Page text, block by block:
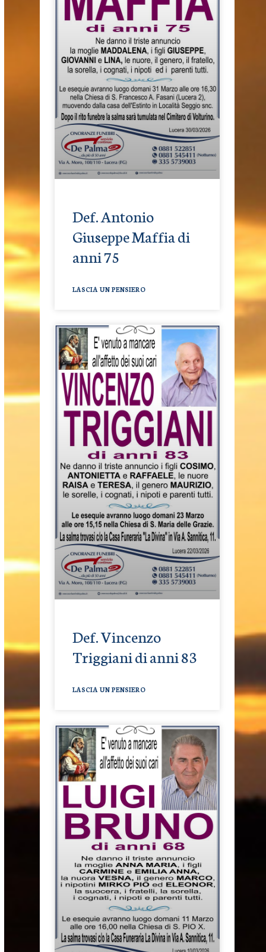
Def. Antonio
Giuseppe Maffia di
anni 75
LASCIA UN PENSIERO
Def. Vincenzo
Triggiani di anni 83
LASCIA UN PENSIERO